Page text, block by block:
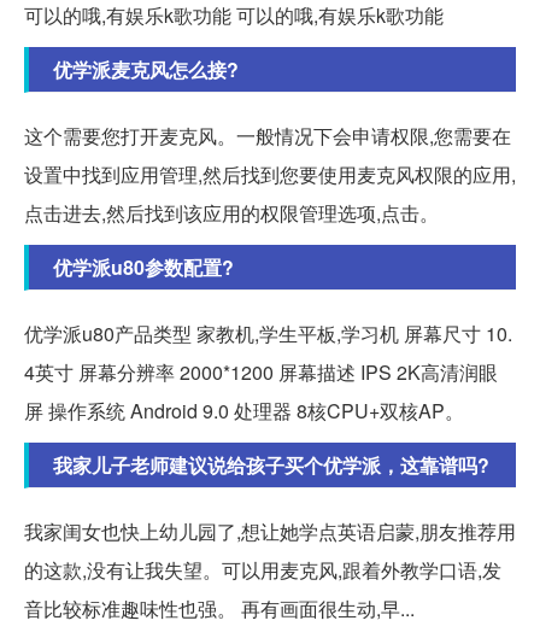
可以的哦,有娱乐k歌功能 可以的哦,有娱乐k歌功能
优学派麦克风怎么接?
这个需要您打开麦克风。一般情况下会申请权限,您需要在
设置中找到应用管理,然后找到您要使用麦克风权限的应用,
点击进去,然后找到该应用的权限管理选项,点击。
优学派u80参数配置?
优学派u80产品类型 家教机,学生平板,学习机 屏幕尺寸 10.
4英寸 屏幕分辨率 2000*1200 屏幕描述 IPS 2K高清润眼
屏 操作系统 Android 9.0 处理器 8核CPU+双核AP。
我家儿子老师建议说给孩子买个优学派，这靠谱吗?
我家闺女也快上幼儿园了,想让她学点英语启蒙,朋友推荐用
的这款,没有让我失望。可以用麦克风,跟着外教学口语,发
音比较标准趣味性也强。 再有画面很生动,早...